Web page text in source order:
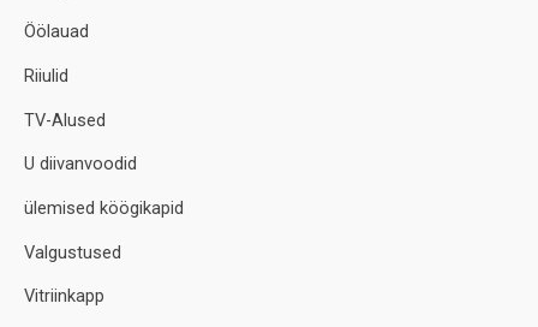
Öölauad
Riiulid
TV-Alused
U diivanvoodid
ülemised köögikapid
Valgustused
Vitriinkapp